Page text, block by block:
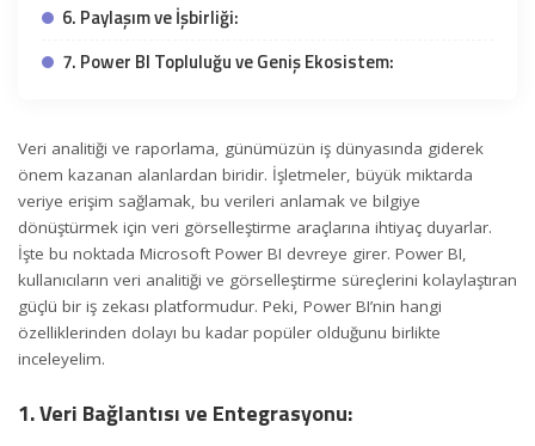
6. Paylaşım ve İşbirliği:
7. Power BI Topluluğu ve Geniş Ekosistem:
Veri analitiği ve raporlama, günümüzün iş dünyasında giderek
önem kazanan alanlardan biridir. İşletmeler, büyük miktarda
veriye erişim sağlamak, bu verileri anlamak ve bilgiye
dönüştürmek için veri görselleştirme araçlarına ihtiyaç duyarlar.
İşte bu noktada Microsoft Power BI devreye girer. Power BI,
kullanıcıların veri analitiği ve görselleştirme süreçlerini kolaylaştıran
güçlü bir iş zekası platformudur. Peki, Power BI’nin hangi
özelliklerinden dolayı bu kadar popüler olduğunu birlikte
inceleyelim.
1. Veri Bağlantısı ve Entegrasyonu: